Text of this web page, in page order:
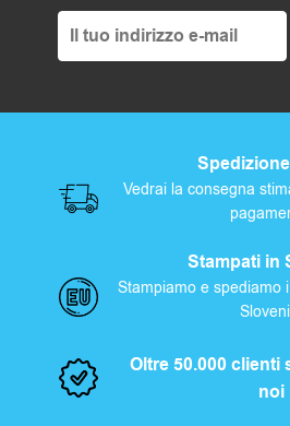
Vedrai la consegna
Stampati in
Stampiamo e spediamo
Oltre 50.000 clienti
noi